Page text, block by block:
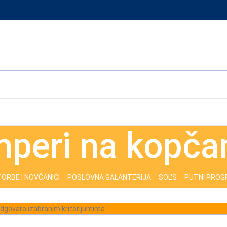
na
I NOVČANICI POSLOVNA GALANTERIJA SOL'S PUTNI
izabranim kriterijumima.